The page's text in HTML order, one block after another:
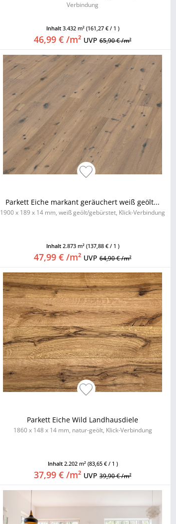
Verbindung
Inhalt 3.432 m² (161,27 € / 1 )
46,99 € /m² UVP65,90 € /m²
Parkett Eiche markant geräuchert weiß geölt...
1900 x 189 x 14 mm, weiß geölt/gebürstet, Klick-Verbindung
Inhalt 2.873 m² (137,88 € / 1 )
47,99 € /m² UVP64,90 € /m²
Parkett Eiche Wild Landhausdiele
1860 x 148 x 14 mm, natur-geölt, Klick-Verbindung
Inhalt 2.202 m² (83,65 € / 1 )
37,99 € /m² UVP39,90 € /m²